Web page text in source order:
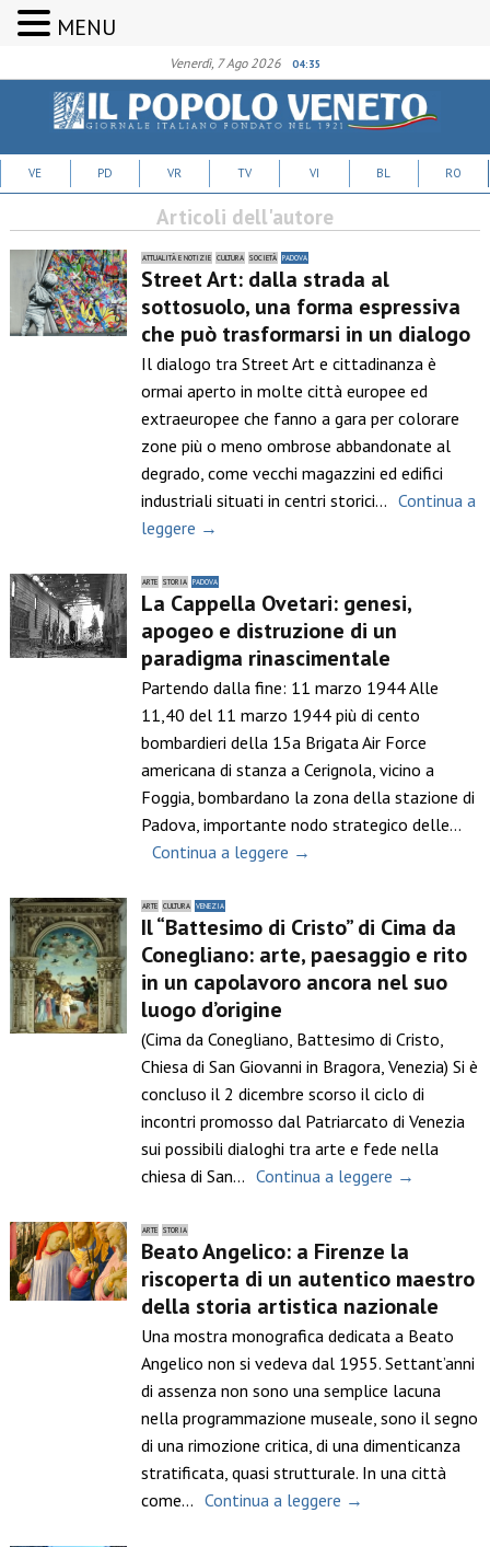
Venerdì, 7 Ago 2026 04:35
VE PD VR TV VI BL RO
Articoli dell'autore
ATTUALITÀ E NOTIZIE CULTURA SOCIETÀ PADOVA
Street Art: dalla strada al
sottosuolo, una forma espressiva
che può trasformarsi in un dialogo
Il dialogo tra Street Art e cittadinanza è
ormai aperto in molte città europee ed
extraeuropee che fanno a gara per colorare
zone più o meno ombrose abbandonate al
degrado, come vecchi magazzini ed edifici
industriali situati in centri storici… Continua a
leggere →
ARTE STORIA PADOVA
La Cappella Ovetari: genesi,
apogeo e distruzione di un
paradigma rinascimentale
Partendo dalla fine: 11 marzo 1944 Alle
11,40 del 11 marzo 1944 più di cento
bombardieri della 15a Brigata Air Force
americana di stanza a Cerignola, vicino a
Foggia, bombardano la zona della stazione di
Padova, importante nodo strategico delle…
Continua a leggere →
ARTE CULTURA VENEZIA
Il “Battesimo di Cristo” di Cima da
Conegliano: arte, paesaggio e rito
in un capolavoro ancora nel suo
luogo d’origine
(Cima da Conegliano, Battesimo di Cristo,
Chiesa di San Giovanni in Bragora, Venezia) Si è
concluso il 2 dicembre scorso il ciclo di
incontri promosso dal Patriarcato di Venezia
sui possibili dialoghi tra arte e fede nella
chiesa di San… Continua a leggere →
ARTE STORIA
Beato Angelico: a Firenze la
riscoperta di un autentico maestro
della storia artistica nazionale
Una mostra monografica dedicata a Beato
Angelico non si vedeva dal 1955. Settant’anni
di assenza non sono una semplice lacuna
nella programmazione museale, sono il segno
di una rimozione critica, di una dimenticanza
stratificata, quasi strutturale. In una città
come… Continua a leggere →
MENU